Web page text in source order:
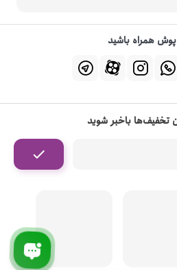
همراه باشید
تخفیف‌ها باخبر شوید